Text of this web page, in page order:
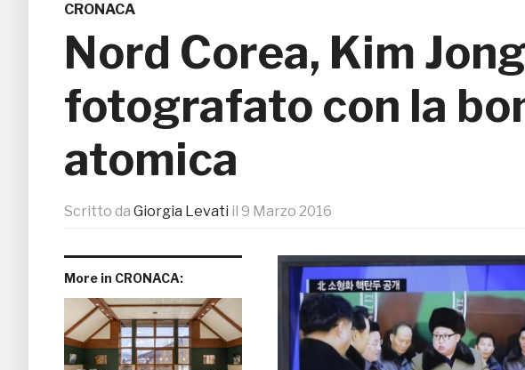
CRONACA
Nord Corea, Kim
fotografato con la
atomica
Scritto da Giorgia Levati il 9 Marzo 2016
More in CRONACA: